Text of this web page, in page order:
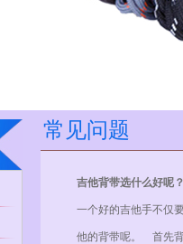
常见问题
吉他背带选什么好呢
一个好的吉他手不仅
他的背带呢。 首先